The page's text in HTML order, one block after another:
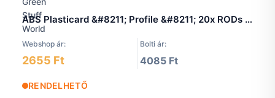
ABS Plasticard &#8211; Profile &#8211; 20x RODs Variety Pack
Webshop ár: Bolti ár:
2655 Ft 4085 Ft
RENDELHETŐ